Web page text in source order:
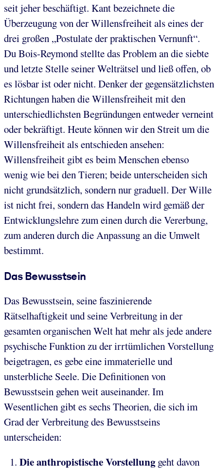
seit jeher beschäftigt. Kant bezeichnete die
Überzeugung von der Willensfreiheit als eines der
drei großen „Postulate der praktischen Vernunft“.
Du Bois-Reymond stellte das Problem an die siebte
und letzte Stelle seiner Welträtsel und ließ offen, ob
es lösbar ist oder nicht. Denker der gegensätzlichsten
Richtungen haben die Willensfreiheit mit den
unterschiedlichsten Begründungen entweder verneint
oder bekräftigt. Heute können wir den Streit um die
Willensfreiheit als entschieden ansehen:
Willensfreiheit gibt es beim Menschen ebenso
wenig wie bei den Tieren; beide unterscheiden sich
nicht grundsätzlich, sondern nur graduell. Der Wille
ist nicht frei, sondern das Handeln wird gemäß der
Entwicklungslehre zum einen durch die Vererbung,
zum anderen durch die Anpassung an die Umwelt
bestimmt.
Das Bewusstsein
Das Bewusstsein, seine faszinierende
Rätselhaftigkeit und seine Verbreitung in der
gesamten organischen Welt hat mehr als jede andere
psychische Funktion zu der irrtümlichen Vorstellung
beigetragen, es gebe eine immaterielle und
unsterbliche Seele. Die Definitionen von
Bewusstsein gehen weit auseinander. Im
Wesentlichen gibt es sechs Theorien, die sich im
Grad der Verbreitung des Bewusstseins
unterscheiden:
Die anthropistische Vorstellung geht davon